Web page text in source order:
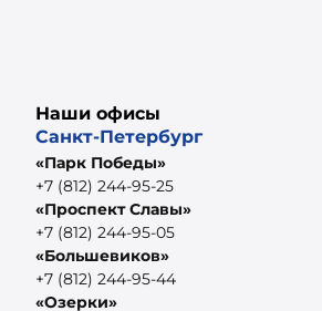
Наши офисы
Санкт-Петербург
«Парк Победы»
+7 (812) 244-95-25
«Проспект Славы»
+7 (812) 244-95-05
«Большевиков»
+7 (812) 244-95-44
«Озерки»